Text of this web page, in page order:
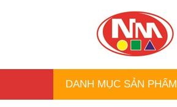
DANH MỤC SẢN PHẨM